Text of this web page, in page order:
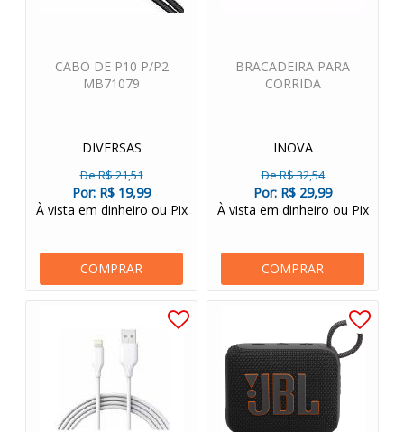
CABO DE P10 P/P2
MB71079
DIVERSAS
De R$ 21,51
Por: R$ 19,99
À vista em dinheiro ou Pix
COMPRAR
BRACADEIRA PARA
CORRIDA
INOVA
De R$ 32,54
Por: R$ 29,99
À vista em dinheiro ou Pix
COMPRAR